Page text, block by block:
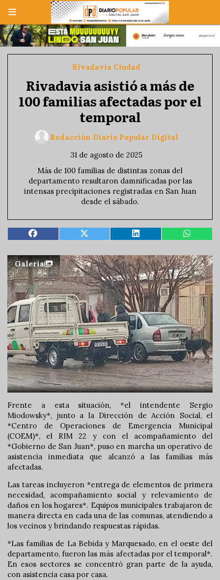
Rivadavia asistió a más de
100 familias afectadas por el
temporal
Más de 100 familias de distintas zonas del
departamento resultaron damnificadas por las
intensas precipitaciones registradas en San Juan
desde el sábado.
Rivadavia Ciudad
31 de agosto de 2025
Redacción Diario Popular Digital
Galería
Frente a esta situación, *el intendente Sergio
Miodowsky*, junto a la Dirección de Acción Social, el
*Centro de Operaciones de Emergencia Municipal
(COEM)*, el RIM 22 y con el acompañamiento del
*Gobierno de San Juan*, puso en marcha un operativo de
asistencia inmediata que alcanzó a las familias más
afectadas.
Las tareas incluyeron *entrega de elementos de primera
necesidad, acompañamiento social y relevamiento de
daños en los hogares*. Equipos municipales trabajaron de
manera directa en cada una de las comunas, atendiendo a
los vecinos y brindando respuestas rápidas.
*Las familias de La Bebida y Marquesado, en el oeste del
departamento, fueron las más afectadas por el temporal*.
En esos sectores se concentró gran parte de la ayuda,
con asistencia casa por casa.